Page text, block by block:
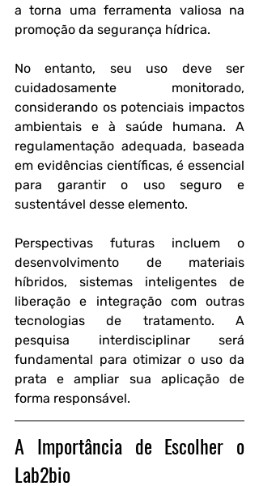
a torna uma ferramenta valiosa na
promoção da segurança hídrica.
No entanto, seu uso deve ser
cuidadosamente monitorado,
considerando os potenciais impactos
ambientais e à saúde humana. A
regulamentação adequada, baseada
em evidências científicas, é essencial
para garantir o uso seguro e
sustentável desse elemento.
Perspectivas futuras incluem o
desenvolvimento de materiais
híbridos, sistemas inteligentes de
liberação e integração com outras
tecnologias de tratamento. A
pesquisa interdisciplinar será
fundamental para otimizar o uso da
prata e ampliar sua aplicação de
forma responsável.
A Importância de Escolher o
Lab2bio